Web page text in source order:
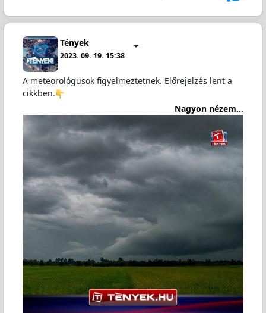
Tények
2023. 09. 19. 15:38
A meteorológusok figyelmeztetnek. Előrejelzés lent a
cikkben.
Nagyon nézem...